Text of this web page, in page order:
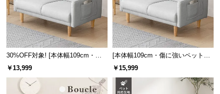
30%OFF対象! [本体幅109cm・傷
に強いペット対応生地] 2人掛け コ
￥13,999
[本体幅109cm・傷に強いペット対
応生地] 2人掛け コンパクトソファ
￥15,999